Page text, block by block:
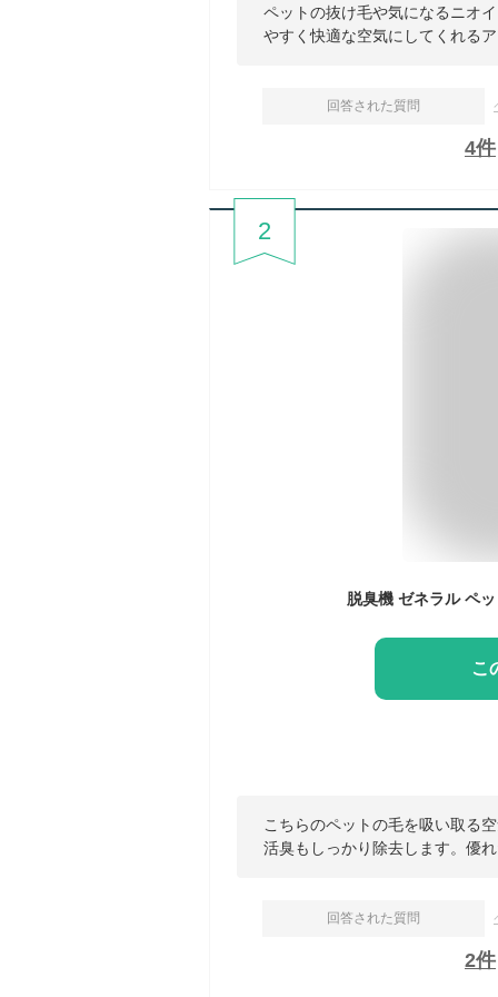
ペットの抜け毛や気になるニオ
やすく快適な空気にしてくれる
回答された質問
4件
2
こ
こちらのペットの毛を吸い取る
活臭もしっかり除去します。優
回答された質問
2件